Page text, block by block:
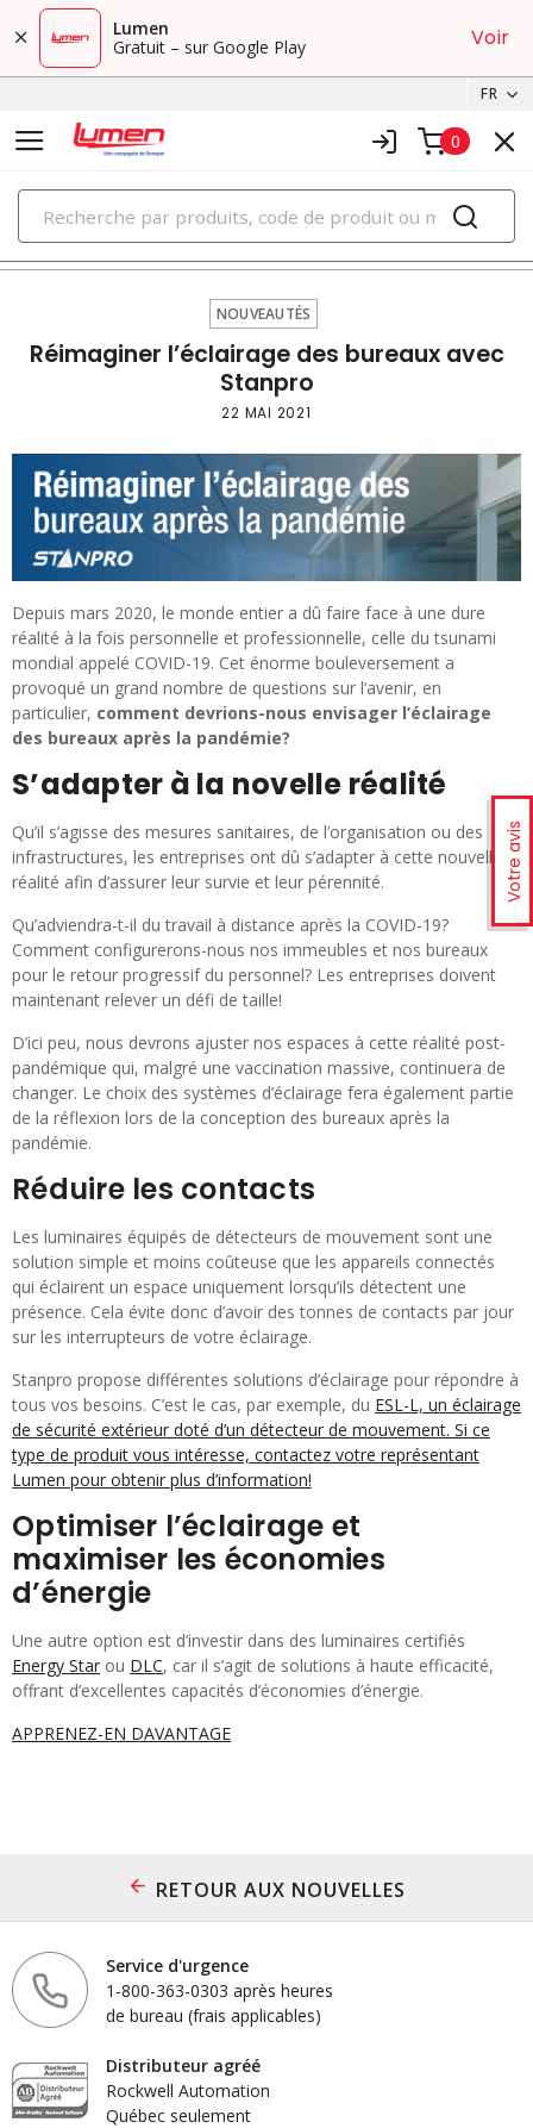
Lumen
Gratuit – sur Google Play
Voir
FR
0
PRODUITS
nouveautés
Votre avis
NOUVEAUTÉS
Réimaginer l’éclairage des bureaux avec
Stanpro
22 MAI 2021
Depuis mars 2020, le monde entier a dû faire face à une dure
réalité à la fois personnelle et professionnelle, celle du tsunami
mondial appelé COVID-19. Cet énorme bouleversement a
provoqué un grand nombre de questions sur l’avenir, en
particulier, comment devrions-nous envisager l’éclairage
des bureaux après la pandémie?
S’adapter à la novelle réalité
Qu’il s’agisse des mesures sanitaires, de l’organisation ou des
infrastructures, les entreprises ont dû s’adapter à cette nouvelle
réalité afin d’assurer leur survie et leur pérennité.
Qu’adviendra-t-il du travail à distance après la COVID-19?
Comment configurerons-nous nos immeubles et nos bureaux
pour le retour progressif du personnel? Les entreprises doivent
maintenant relever un défi de taille!
D’ici peu, nous devrons ajuster nos espaces à cette réalité post-
pandémique qui, malgré une vaccination massive, continuera de
changer. Le choix des systèmes d’éclairage fera également partie
de la réflexion lors de la conception des bureaux après la
pandémie.
Réduire les contacts
Les luminaires équipés de détecteurs de mouvement sont une
solution simple et moins coûteuse que les appareils connectés
qui éclairent un espace uniquement lorsqu’ils détectent une
présence. Cela évite donc d’avoir des tonnes de contacts par jour
sur les interrupteurs de votre éclairage.
Stanpro propose différentes solutions d’éclairage pour répondre à
tous vos besoins. C’est le cas, par exemple, du ESL-L, un éclairage
de sécurité extérieur doté d’un détecteur de mouvement. Si ce
type de produit vous intéresse, contactez votre représentant
Lumen pour obtenir plus d’information!
Optimiser l’éclairage et
maximiser les économies
d’énergie
Une autre option est d’investir dans des luminaires certifiés
Energy Star ou DLC, car il s’agit de solutions à haute efficacité,
offrant d’excellentes capacités d’économies d’énergie.
APPRENEZ-EN DAVANTAGE
RETOUR AUX NOUVELLES
Service d'urgence
1-800-363-0303 après heures
de bureau (frais applicables)
Distributeur agréé
Rockwell Automation
Québec seulement